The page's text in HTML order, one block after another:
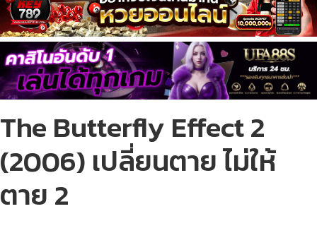
The Butterfly Effect 2
(2006) เปลี่ยนตาย ไม่ให้
ตาย 2